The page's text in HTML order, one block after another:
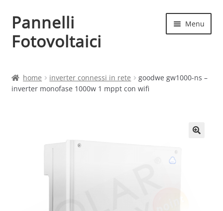
Vai
alla
navigazione
Vai
al
contenuto
Pannelli
Fotovoltaici
Menu
Cart
Chi siamo
home inverter connessi in rete
goodwe gw1000-ns –
inverter monofase 1000w 1 mppt con wifi